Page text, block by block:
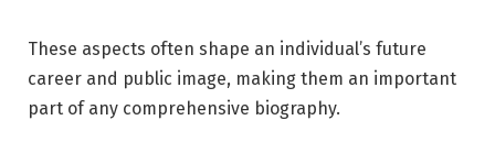
These aspects often shape an individual’s future
career and public image, making them an important
part of any comprehensive biography.